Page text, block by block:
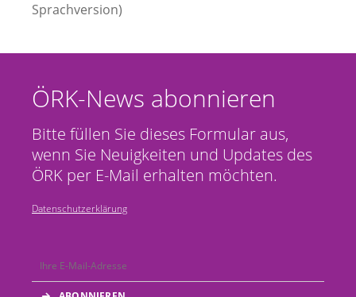
Sprachversion)
ÖRK-News abonnieren
Bitte füllen Sie dieses Formular aus,
wenn Sie Neuigkeiten und Updates des
ÖRK per E-Mail erhalten möchten.
Datenschutzerklärung